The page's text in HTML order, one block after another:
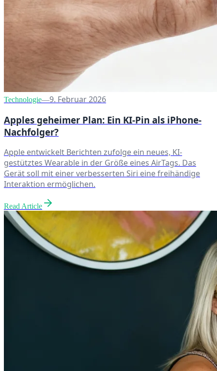
Technologie—9. Februar 2026
Apples geheimer Plan: Ein KI-Pin als iPhone-
Nachfolger?
Apple entwickelt Berichten zufolge ein neues, KI-
gestütztes Wearable in der Größe eines AirTags. Das
Gerät soll mit einer verbesserten Siri eine freihändige
Interaktion ermöglichen.
Read Article